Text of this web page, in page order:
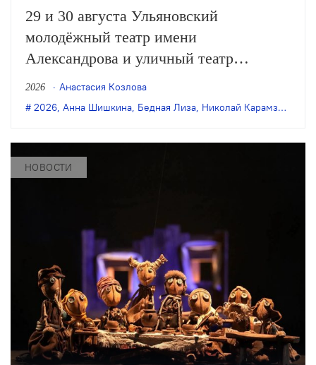
29 и 30 августа Ульяновский
молодёжный театр имени
Александрова и уличный театр
«Странствующие куклы господина
Пэжо» из Санкт-Петербурга покажут
«Бедная Лиза» по одноимённой
повести Карамзина. Постановка
2026
Анастасия Козлова
2026, Анна Шишкина, Бедная Лиза, Николай Карамзин
НОВОСТИ